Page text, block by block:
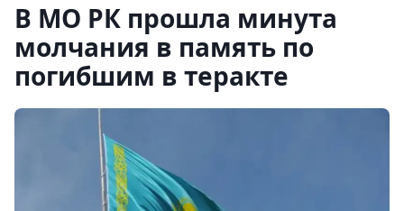
В МО РК прошла минута
молчания в память по
погибшим в теракте